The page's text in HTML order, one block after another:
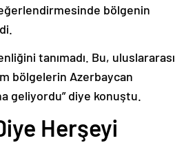
bölgenin
tanımadı. Bu, uluslararası
bölgelerin Azerbaycan
geliyordu” diye konuştu.
Herşeyi